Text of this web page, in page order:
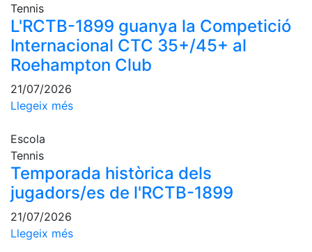
Tennis
Escola de
tennis
Next Gen
Palmarès
equips
Jugadors
professionals
Competicions
Campionat
Social de
Tennis
Tennis
L'RCTB-1899 guanya la Competició
Internacional CTC 35+/45+ al
Roehampton Club
21/07/2026
Llegeix més
Escola
Tennis
Temporada històrica dels
jugadors/es de l'RCTB-1899
21/07/2026
Llegeix més